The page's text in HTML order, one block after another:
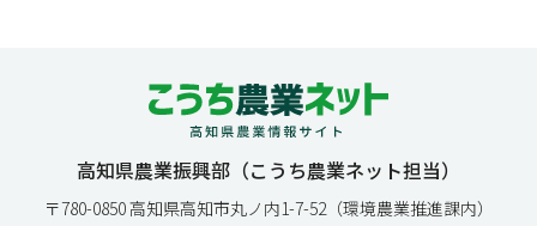
高知県農業振興部（こうち農業ネット担当）
〒780-0850 高知県高知市丸ノ内1-7-52（環境農業推進課内）